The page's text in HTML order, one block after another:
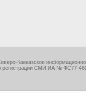
Кавказское
регистрации СМИ ИА № ФС77-